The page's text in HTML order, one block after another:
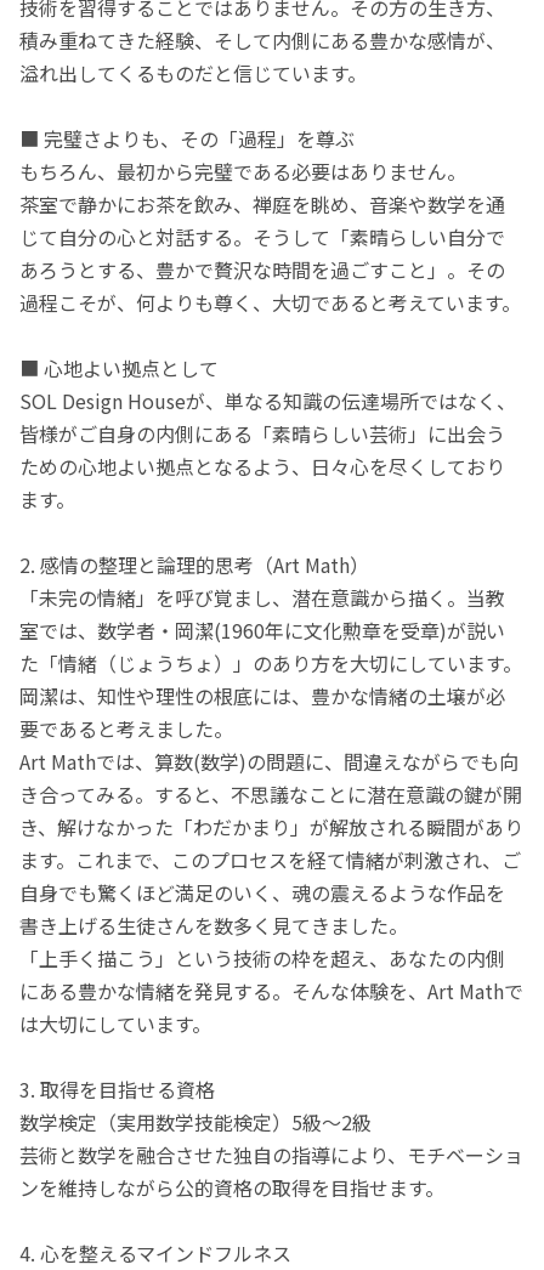
技術を習得することではありません。その方の生き方、
積み重ねてきた経験、そして内側にある豊かな感情が、
溢れ出してくるものだと信じています。
■ 完璧さよりも、その「過程」を尊ぶ
もちろん、最初から完璧である必要はありません。
茶室で静かにお茶を飲み、禅庭を眺め、音楽や数学を通
じて自分の心と対話する。そうして「素晴らしい自分で
あろうとする、豊かで贅沢な時間を過ごすこと」。その
過程こそが、何よりも尊く、大切であると考えています。
■ 心地よい拠点として
SOL Design Houseが、単なる知識の伝達場所ではなく、
皆様がご自身の内側にある「素晴らしい芸術」に出会う
ための心地よい拠点となるよう、日々心を尽くしており
ます。
2. 感情の整理と論理的思考（Art Math）
「未完の情緒」を呼び覚まし、潜在意識から描く。当教
室では、数学者・岡潔(1960年に文化勲章を受章)が説い
た「情緒（じょうちょ）」のあり方を大切にしています。
岡潔は、知性や理性の根底には、豊かな情緒の土壌が必
要であると考えました。
Art Mathでは、算数(数学)の問題に、間違えながらでも向
き合ってみる。すると、不思議なことに潜在意識の鍵が開
き、解けなかった「わだかまり」が解放される瞬間があり
ます。これまで、このプロセスを経て情緒が刺激され、ご
自身でも驚くほど満足のいく、魂の震えるような作品を
書き上げる生徒さんを数多く見てきました。
「上手く描こう」という技術の枠を超え、あなたの内側
にある豊かな情緒を発見する。そんな体験を、Art Mathで
は大切にしています。
3. 取得を目指せる資格
数学検定（実用数学技能検定）5級〜2級
芸術と数学を融合させた独自の指導により、モチベーショ
ンを維持しながら公的資格の取得を目指せます。
4. 心を整えるマインドフルネス